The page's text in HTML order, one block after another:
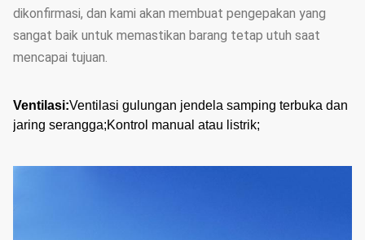
dikonfirmasi, dan kami akan membuat pengepakan yang
sangat baik untuk memastikan barang tetap utuh saat
mencapai tujuan.
Ventilasi:Ventilasi gulungan jendela samping terbuka dan
jaring serangga;Kontrol manual atau listrik;